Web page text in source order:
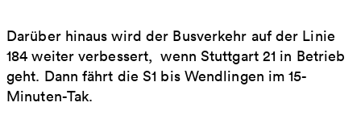
Darüber hinaus wird der Busverkehr auf der Linie
184 weiter verbessert, wenn Stuttgart 21 in Betrieb
geht. Dann fährt die S1 bis Wendlingen im 15-
Minuten-Tak.